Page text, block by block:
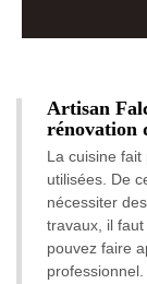
Artisan
rénovation
La cuisine
utilisées. De
nécessiter
travaux, il
pouvez faire